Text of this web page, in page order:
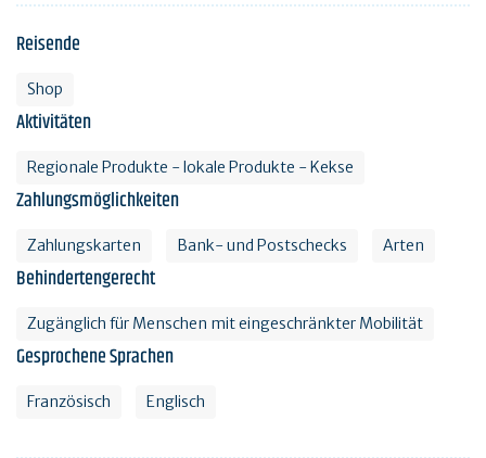
Reisende
Shop
Aktivitäten
Regionale Produkte - lokale Produkte - Kekse
Zahlungsmöglichkeiten
Zahlungskarten Bank- und Postschecks Arten
Behindertengerecht
Zugänglich für Menschen mit eingeschränkter Mobilität
Gesprochene Sprachen
Französisch Englisch